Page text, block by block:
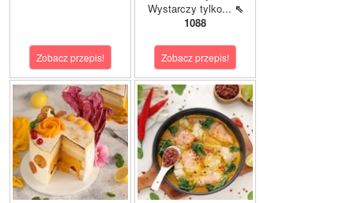
Zobacz przepis!
Wystarczy tylko... ⇖
1088
Zobacz przepis!